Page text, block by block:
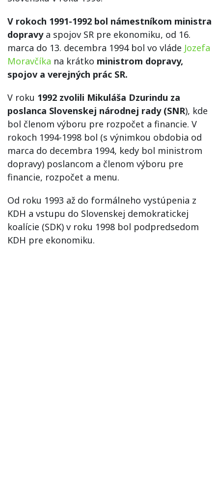
V rokoch 1991-1992 bol námestníkom ministra
dopravy a spojov SR pre ekonomiku, od 16.
marca do 13. decembra 1994 bol vo vláde Jozefa
Moravčíka na krátko ministrom dopravy,
spojov a verejných prác SR.
V roku 1992 zvolili Mikuláša Dzurindu za
poslanca Slovenskej národnej rady (SNR), kde
bol členom výboru pre rozpočet a financie. V
rokoch 1994-1998 bol (s výnimkou obdobia od
marca do decembra 1994, kedy bol ministrom
dopravy) poslancom a členom výboru pre
financie, rozpočet a menu.
Od roku 1993 až do formálneho vystúpenia z
KDH a vstupu do Slovenskej demokratickej
koalície (SDK) v roku 1998 bol podpredsedom
KDH pre ekonomiku.